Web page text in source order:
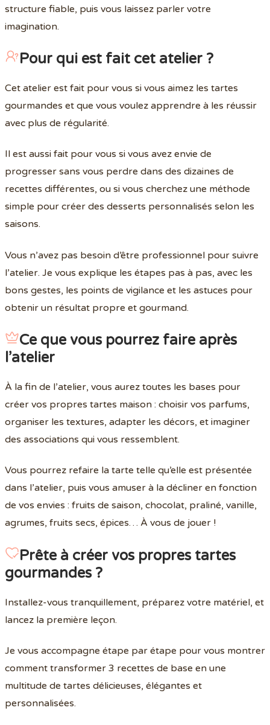
structure fiable, puis vous laissez parler votre
imagination.
Pour qui est fait cet atelier ?
Cet atelier est fait pour vous si vous aimez les tartes
gourmandes et que vous voulez apprendre à les réussir
avec plus de régularité.
Il est aussi fait pour vous si vous avez envie de
progresser sans vous perdre dans des dizaines de
recettes différentes, ou si vous cherchez une méthode
simple pour créer des desserts personnalisés selon les
saisons.
Vous n’avez pas besoin d’être professionnel pour suivre
l’atelier. Je vous explique les étapes pas à pas, avec les
bons gestes, les points de vigilance et les astuces pour
obtenir un résultat propre et gourmand.
Ce que vous pourrez faire après
l’atelier
À la fin de l’atelier, vous aurez toutes les bases pour
créer vos propres tartes maison : choisir vos parfums,
organiser les textures, adapter les décors, et imaginer
des associations qui vous ressemblent.
Vous pourrez refaire la tarte telle qu’elle est présentée
dans l’atelier, puis vous amuser à la décliner en fonction
de vos envies : fruits de saison, chocolat, praliné, vanille,
agrumes, fruits secs, épices… À vous de jouer !
Prête à créer vos propres tartes
gourmandes ?
Installez-vous tranquillement, préparez votre matériel, et
lancez la première leçon.
Je vous accompagne étape par étape pour vous montrer
comment transformer 3 recettes de base en une
multitude de tartes délicieuses, élégantes et
personnalisées.